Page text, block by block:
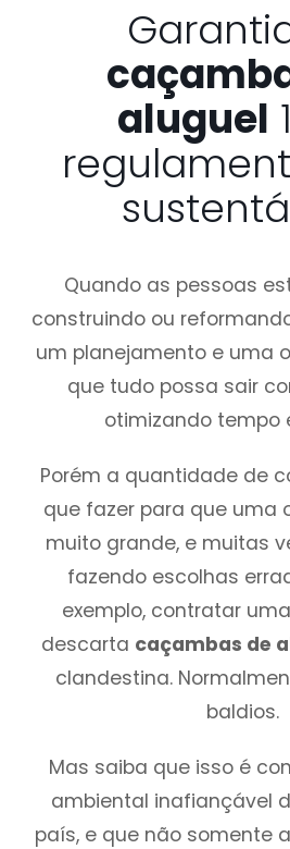
aluguel
Quando as pessoas
construindo ou
um planejamento e uma
que tudo possa sair
otimizando tempo
Porém a quantidade de
que fazer para que uma
muito grande, e muitas
fazendo escolhas
exemplo, contratar
descarta caçambas de
clandestina.
baldios.
Mas saiba que isso é
ambiental inafiançável
país, e que não somente